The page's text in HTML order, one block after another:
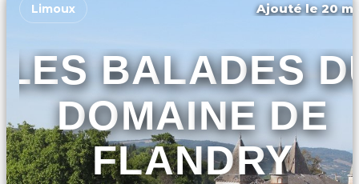
Limoux Ajouté le 20
LES BALADES
DOMAINE DE
FLANDRY